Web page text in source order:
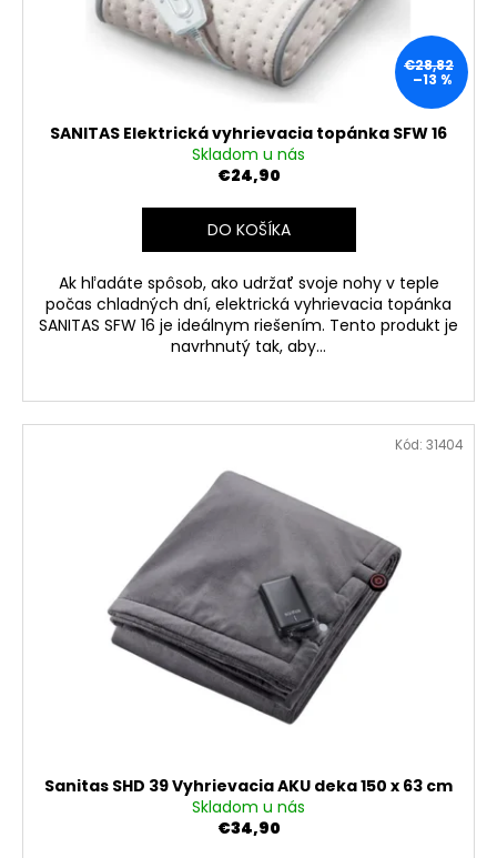
€28,82
–13 %
SANITAS Elektrická vyhrievacia topánka SFW 16
Skladom u nás
€24,90
DO KOŠÍKA
Ak hľadáte spôsob, ako udržať svoje nohy v teple
počas chladných dní, elektrická vyhrievacia topánka
SANITAS SFW 16 je ideálnym riešením. Tento produkt je
navrhnutý tak, aby...
Sanitas SHD 39 Vyhrievacia AKU deka 150 x 63 cm
Skladom u nás
€34,90
Kód: 31404